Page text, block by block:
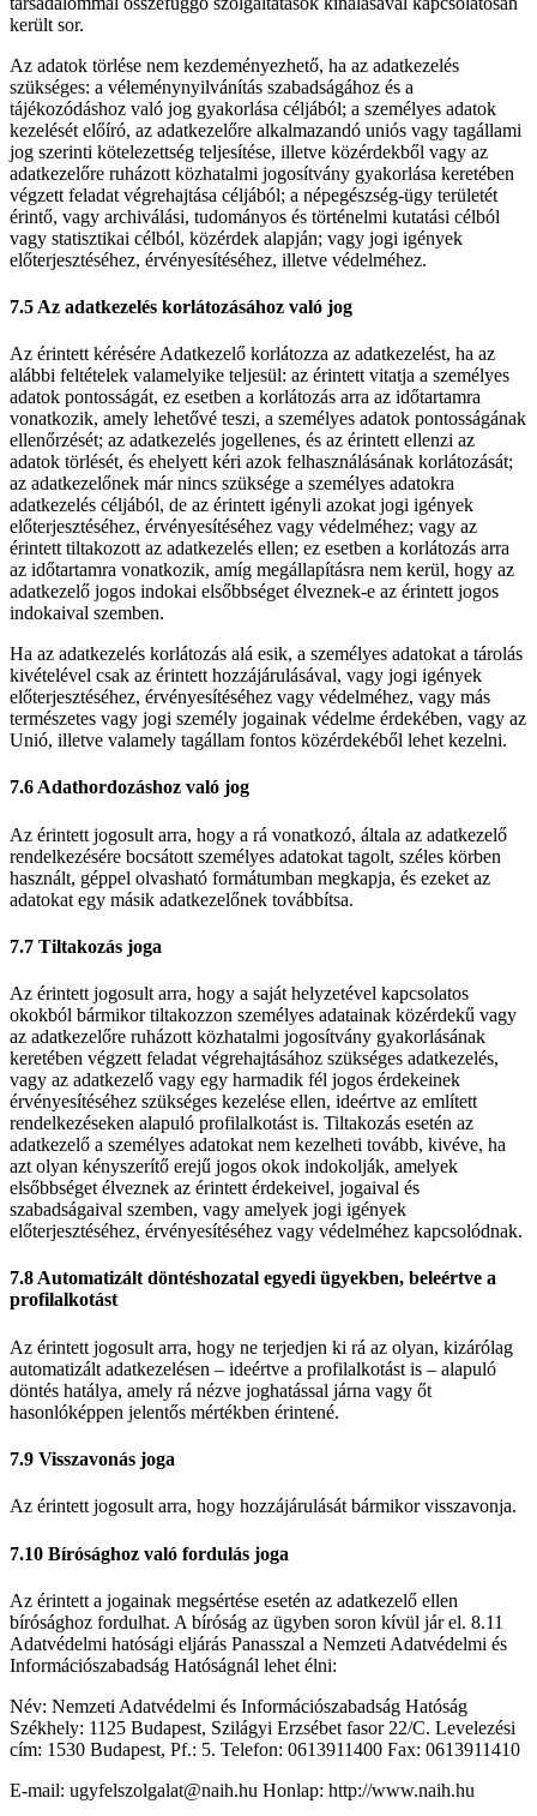
került sor.
Az adatok törlése nem kezdeményezhető, ha az adatkezelés
szükséges: a véleménynyilvánítás szabadságához és a
tájékozódáshoz való jog gyakorlása céljából; a személyes adatok
kezelését előíró, az adatkezelőre alkalmazandó uniós vagy tagállami
jog szerinti kötelezettség teljesítése, illetve közérdekből vagy az
adatkezelőre ruházott közhatalmi jogosítvány gyakorlása keretében
végzett feladat végrehajtása céljából; a népegészség-ügy területét
érintő, vagy archiválási, tudományos és történelmi kutatási célból
vagy statisztikai célból, közérdek alapján; vagy jogi igények
előterjesztéséhez, érvényesítéséhez, illetve védelméhez.
7.5 Az adatkezelés korlátozásához való jog
Az érintett kérésére Adatkezelő korlátozza az adatkezelést, ha az
alábbi feltételek valamelyike teljesül: az érintett vitatja a személyes
adatok pontosságát, ez esetben a korlátozás arra az időtartamra
vonatkozik, amely lehetővé teszi, a személyes adatok pontosságának
ellenőrzését; az adatkezelés jogellenes, és az érintett ellenzi az
adatok törlését, és ehelyett kéri azok felhasználásának korlátozását;
az adatkezelőnek már nincs szüksége a személyes adatokra
adatkezelés céljából, de az érintett igényli azokat jogi igények
előterjesztéséhez, érvényesítéséhez vagy védelméhez; vagy az
érintett tiltakozott az adatkezelés ellen; ez esetben a korlátozás arra
az időtartamra vonatkozik, amíg megállapításra nem kerül, hogy az
adatkezelő jogos indokai elsőbbséget élveznek-e az érintett jogos
indokaival szemben.
Ha az adatkezelés korlátozás alá esik, a személyes adatokat a tárolás
kivételével csak az érintett hozzájárulásával, vagy jogi igények
előterjesztéséhez, érvényesítéséhez vagy védelméhez, vagy más
természetes vagy jogi személy jogainak védelme érdekében, vagy az
Unió, illetve valamely tagállam fontos közérdekéből lehet kezelni.
7.6 Adathordozáshoz való jog
Az érintett jogosult arra, hogy a rá vonatkozó, általa az adatkezelő
rendelkezésére bocsátott személyes adatokat tagolt, széles körben
használt, géppel olvasható formátumban megkapja, és ezeket az
adatokat egy másik adatkezelőnek továbbítsa.
7.7 Tiltakozás joga
Az érintett jogosult arra, hogy a saját helyzetével kapcsolatos
okokból bármikor tiltakozzon személyes adatainak közérdekű vagy
az adatkezelőre ruházott közhatalmi jogosítvány gyakorlásának
keretében végzett feladat végrehajtásához szükséges adatkezelés,
vagy az adatkezelő vagy egy harmadik fél jogos érdekeinek
érvényesítéséhez szükséges kezelése ellen, ideértve az említett
rendelkezéseken alapuló profilalkotást is. Tiltakozás esetén az
adatkezelő a személyes adatokat nem kezelheti tovább, kivéve, ha
azt olyan kényszerítő erejű jogos okok indokolják, amelyek
elsőbbséget élveznek az érintett érdekeivel, jogaival és
szabadságaival szemben, vagy amelyek jogi igények
előterjesztéséhez, érvényesítéséhez vagy védelméhez kapcsolódnak.
7.8 Automatizált döntéshozatal egyedi ügyekben, beleértve a
profilalkotást
Az érintett jogosult arra, hogy ne terjedjen ki rá az olyan, kizárólag
automatizált adatkezelésen – ideértve a profilalkotást is – alapuló
döntés hatálya, amely rá nézve joghatással járna vagy őt
hasonlóképpen jelentős mértékben érintené.
7.9 Visszavonás joga
Az érintett jogosult arra, hogy hozzájárulását bármikor visszavonja.
7.10 Bírósághoz való fordulás joga
Az érintett a jogainak megsértése esetén az adatkezelő ellen
bírósághoz fordulhat. A bíróság az ügyben soron kívül jár el. 8.11
Adatvédelmi hatósági eljárás Panasszal a Nemzeti Adatvédelmi és
Információszabadság Hatóságnál lehet élni:
Név: Nemzeti Adatvédelmi és Információszabadság Hatóság
Székhely: 1125 Budapest, Szilágyi Erzsébet fasor 22/C. Levelezési
cím: 1530 Budapest, Pf.: 5. Telefon: 0613911400 Fax: 0613911410
E-mail: ugyfelszolgalat@naih.hu Honlap: http://www.naih.hu